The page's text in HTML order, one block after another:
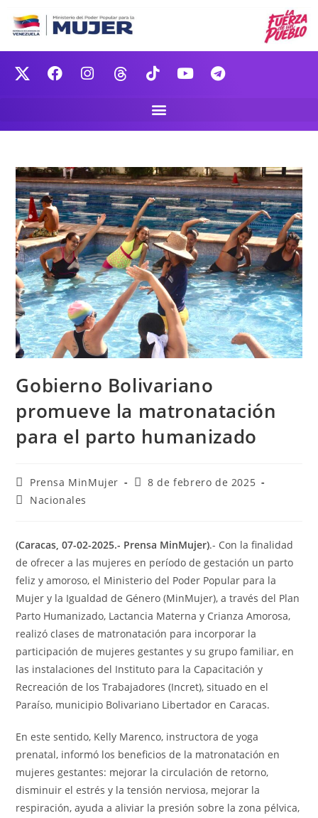
Gobierno Bolivariano
promueve la matronatación
para el parto humanizado
Prensa MinMujer
8 de febrero de 2025
Nacionales
(Caracas, 07-02-2025.- Prensa MinMujer).- Con la finalidad
de ofrecer a las mujeres en período de gestación un parto
feliz y amoroso, el Ministerio del Poder Popular para la
Mujer y la Igualdad de Género (MinMujer), a través del Plan
Parto Humanizado, Lactancia Materna y Crianza Amorosa,
realizó clases de matronatación para incorporar la
participación de mujeres gestantes y su grupo familiar, en
las instalaciones del Instituto para la Capacitación y
Recreación de los Trabajadores (Incret), situado en el
Paraíso, municipio Bolivariano Libertador en Caracas.
En este sentido, Kelly Marenco, instructora de yoga
prenatal, informó los beneficios de la matronatación en
mujeres gestantes: mejorar la circulación de retorno,
disminuir el estrés y la tensión nerviosa, mejorar la
respiración, ayuda a aliviar la presión sobre la zona pélvica,